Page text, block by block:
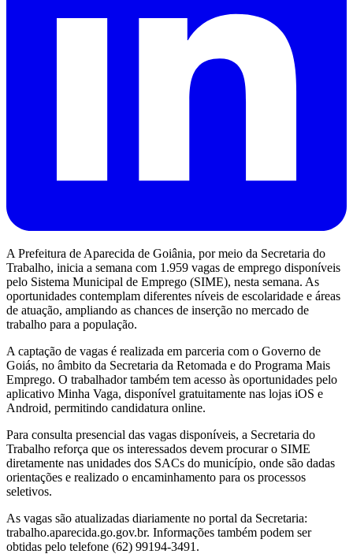
A Prefeitura de Aparecida de Goiânia, por meio da Secretaria do
Trabalho, inicia a semana com 1.959 vagas de emprego disponíveis
pelo Sistema Municipal de Emprego (SIME), nesta semana. As
oportunidades contemplam diferentes níveis de escolaridade e áreas
de atuação, ampliando as chances de inserção no mercado de
trabalho para a população.
A captação de vagas é realizada em parceria com o Governo de
Goiás, no âmbito da Secretaria da Retomada e do Programa Mais
Emprego. O trabalhador também tem acesso às oportunidades pelo
aplicativo Minha Vaga, disponível gratuitamente nas lojas iOS e
Android, permitindo candidatura online.
Para consulta presencial das vagas disponíveis, a Secretaria do
Trabalho reforça que os interessados devem procurar o SIME
diretamente nas unidades dos SACs do município, onde são dadas
orientações e realizado o encaminhamento para os processos
seletivos.
As vagas são atualizadas diariamente no portal da Secretaria:
trabalho.aparecida.go.gov.br. Informações também podem ser
obtidas pelo telefone (62) 99194-3491.